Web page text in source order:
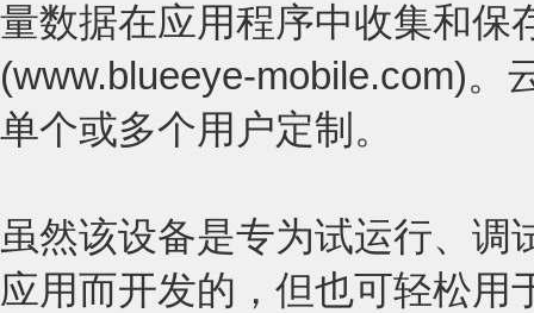
量数据在应用程序中收集和保
(www.blueeye-mobile.com)。
单个或多个用户定制。
虽然该设备是专为试运行、调
应用而开发的，但也可轻松用